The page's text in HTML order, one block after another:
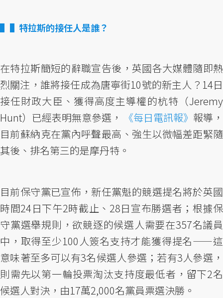
▌特拉斯的接任人是誰？
在特拉斯簡短的辭職宣告後，英國各大媒體隨即熱
烈關注，誰將接任成為唐寧街10號的新主人？14日
接任財政大臣、獲得高度主導權的杭特（Jeremy
Hunt）已經表明無意參選，
《每日電訊報》 報導，
目前蘇納克在黨內呼聲最高、強生以微幅差距緊隨
其後、排名第三的是摩丹特。
目前保守黨已宣佈，新任黨魁的競選提名將於英國
時間24日下午2時截止、28日宣布勝選者；根據保
守黨選舉規則，欲競逐的候選人需要在357名議員
中，取得至少100人簽名支持才能獲得提名——這
意味著至多可以有3名候選人參選；若有3人參選，
則需先以第一輪投票淘汰支持度最低者，留下2名
候選人對決，由17萬2,000名黨員票選決勝。